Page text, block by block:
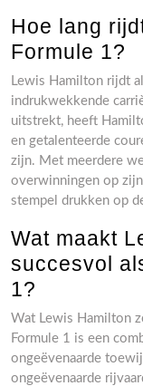
Hoe lang
Formule 1?
Lewis Hamilton rijdt
indrukwekkende
uitstrekt, heeft
en getalenteerde
zijn. Met meerdere
overwinningen op
stempel drukken op
Wat maakt
succesvol
1?
Wat Lewis Hamilton
Formule 1 is een
ongeëvenaarde
ongeëvenaarde